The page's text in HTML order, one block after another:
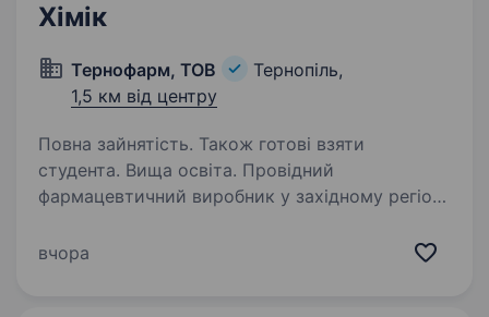
Хімік
Тернофарм, ТОВ
Тернопіль,
1,5 км від центру
Повна зайнятість. Також готові взяти
студента. Вища освіта. Провідний
фармацевтичний виробник у західному регіоні
хіміка Вимоги: Вища освіта, за напрямком
вчора